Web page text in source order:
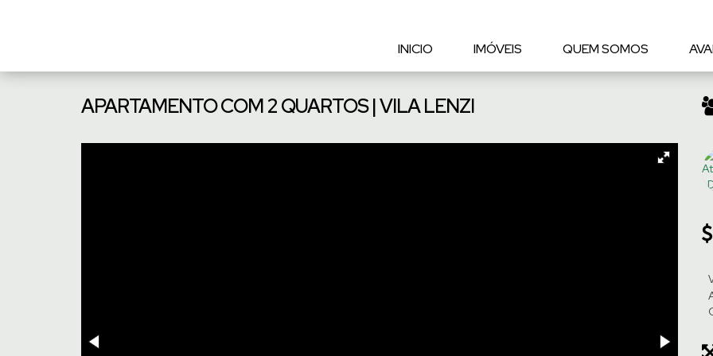
QUEM SOMOS
IMÓVEIS
INICIO
APARTAMENTO COM 2 QUARTOS | VILA LENZI